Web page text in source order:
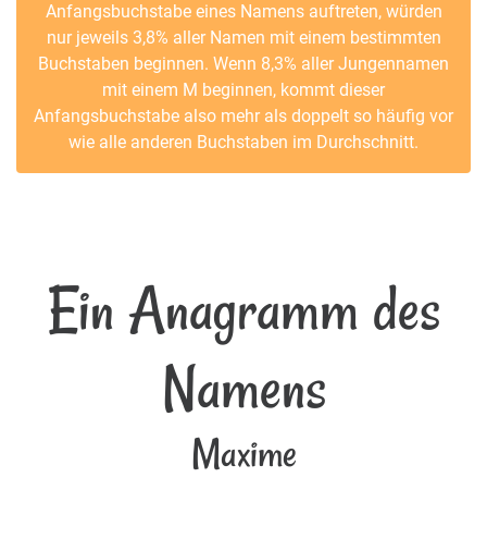
Anfangsbuchstabe eines Namens auftreten, würden
nur jeweils 3,8% aller Namen mit einem bestimmten
Buchstaben beginnen. Wenn 8,3% aller Jungennamen
mit einem M beginnen, kommt dieser
Anfangsbuchstabe also mehr als doppelt so häufig vor
wie alle anderen Buchstaben im Durchschnitt.
Ein Anagramm des
Namens
Maxime